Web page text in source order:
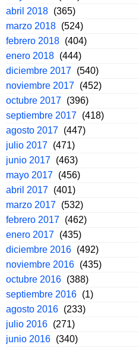
abril 2018 (365)
marzo 2018 (524)
febrero 2018 (404)
enero 2018 (444)
diciembre 2017 (540)
noviembre 2017 (452)
octubre 2017 (396)
septiembre 2017 (418)
agosto 2017 (447)
julio 2017 (471)
junio 2017 (463)
mayo 2017 (456)
abril 2017 (401)
marzo 2017 (532)
febrero 2017 (462)
enero 2017 (435)
diciembre 2016 (492)
noviembre 2016 (435)
octubre 2016 (388)
septiembre 2016 (1)
agosto 2016 (233)
julio 2016 (271)
junio 2016 (340)